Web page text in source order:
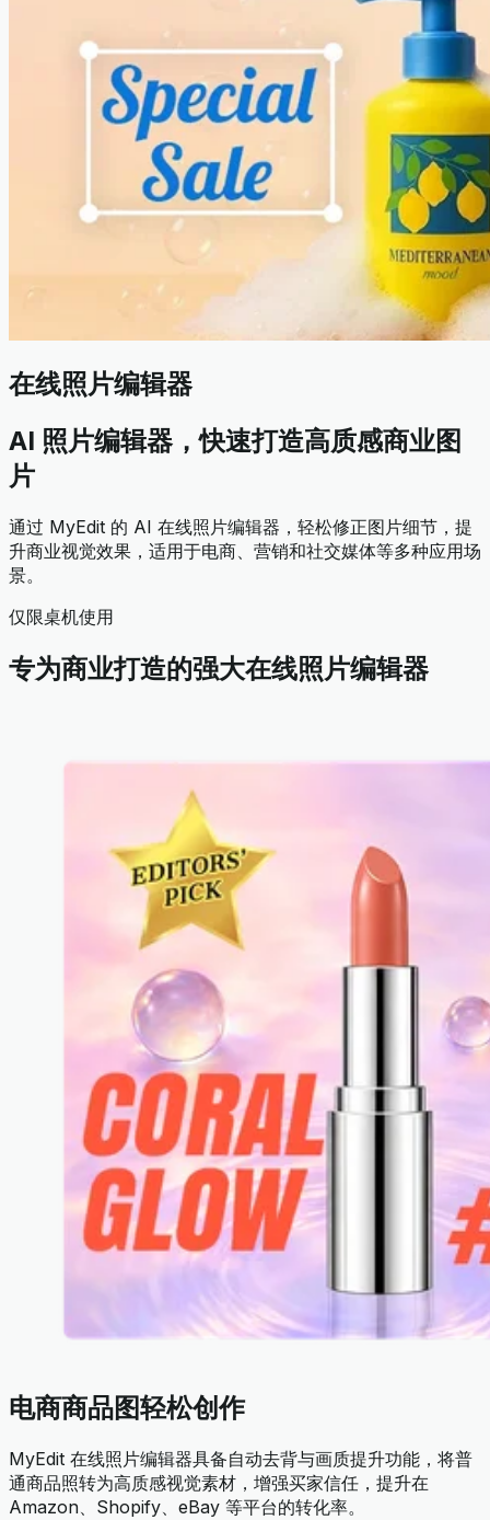
在线照片编辑器
AI 照片编辑器，快速打造高质感商业图
片
通过 MyEdit 的 AI 在线照片编辑器，轻松修正图片细节，提
升商业视觉效果，适用于电商、营销和社交媒体等多种应用场
景。
仅限桌机使用
专为商业打造的强大在线照片编辑器
电商商品图轻松创作
MyEdit 在线照片编辑器具备自动去背与画质提升功能，将普
通商品照转为高质感视觉素材，增强买家信任，提升在
Amazon、Shopify、eBay 等平台的转化率。